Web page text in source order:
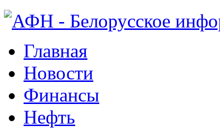
Главная
Новости
Финансы
Нефть